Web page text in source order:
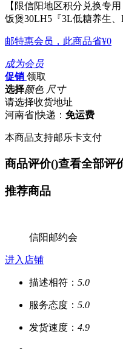
【限信阳地区积分兑换专
饭煲30LH5『3L低糖养生、
邮特惠会员，此商品省¥0
成为会员
促销 领取
选择颜色 尺寸
请选择收货地址
河南省|快递： 免运费
本商品支持邮乐卡支付
商品评价()查看全部评
推荐商品
信阳邮约会
进入店铺
描述相符： 5.0
服务态度： 5.0
发货速度： 4.9